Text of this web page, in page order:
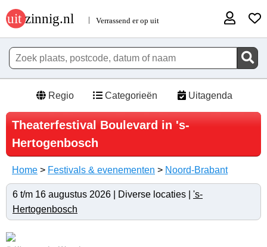
Regio Categorieën Uitagenda
Theaterfestival Boulevard in 's-
Hertogenbosch
Home > Festivals & evenementen > Noord-Brabant
6 t/m 16 augustus 2026 | Diverse locaties | 's-
Hertogenbosch